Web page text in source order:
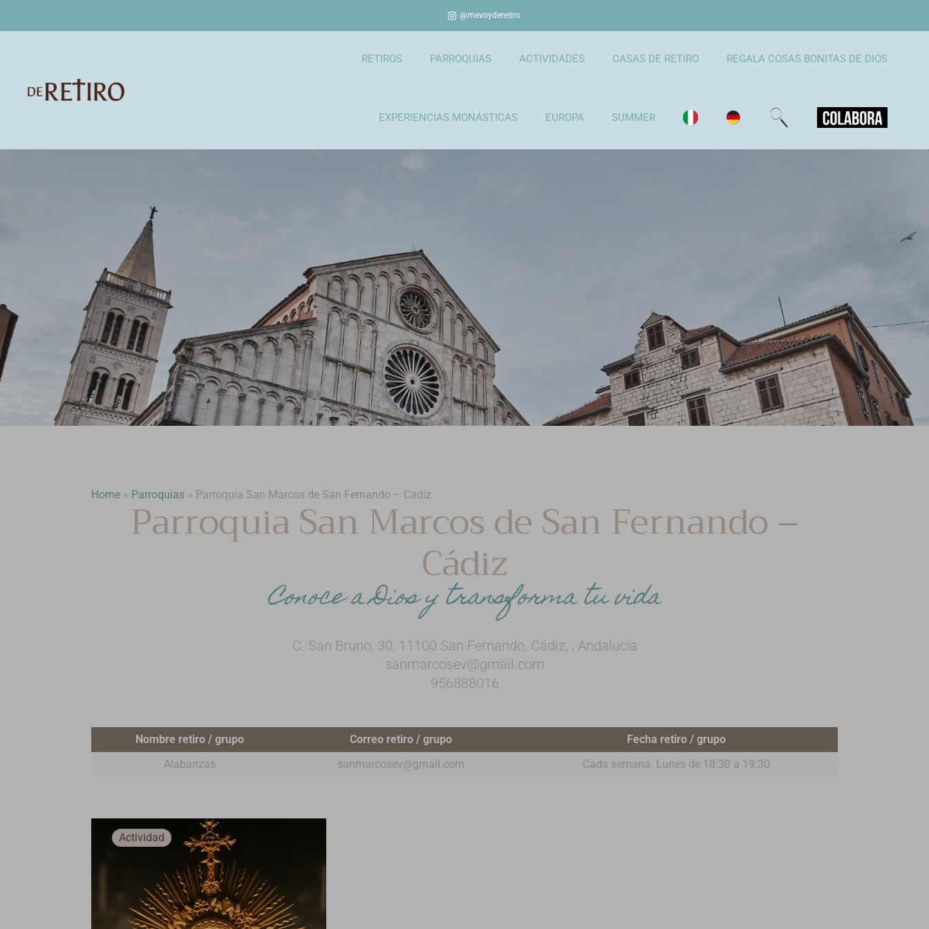
@mevoyderetiro
RETIROS PARROQUIAS ACTIVIDADES CASAS DE RETIRO REGALA COSAS BONITAS DE DIOS
EXPERIENCIAS MONÁSTICAS EUROPA SUMMER
Home » Parroquias » Parroquia San Marcos de San Fernando – Cádiz
Parroquia San Marcos de San Fernando –
Cádiz
Conoce a Dios y transforma tu vida
C. San Bruno, 30, 11100 San Fernando, Cádiz, , Andalucía
sanmarcosev@gmail.com
956888016
Nombre retiro / grupo Correo retiro / grupo
Fecha retiro / grupo
Alabanzas
sanmarcosev@gmail.com Cada semana. Lunes de 18:30 a 19:30
Actividad